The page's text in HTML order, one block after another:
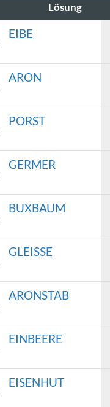
Lösung
EIBE
ARON
PORST
GERMER
BUXBAUM
GLEISSE
ARONSTAB
EINBEERE
EISENHUT